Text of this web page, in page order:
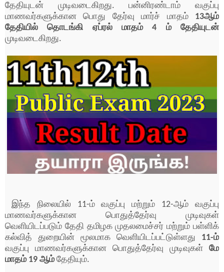
தேதியுடன் முடிவடைகிறது. பன்னிரண்டாம் வகுப்பு
மாணவர்களுக்கான பொது தேர்வு மார்ச் மாதம் 13ஆம்
தேதியில் தொடங்கி ஏப்ரல் மாதம் 4 ம் தேதியுடன்
முடிவடைகிறது.
இந்த நிலையில் 11-ம் வகுப்பு மற்றும் 12-ஆம் வகுப்பு
மாணவர்களுக்கான பொதுத்தேர்வு முடிவுகள்
வெளியிடப்படும் தேதி தமிழக முதலமைச்சர் மற்றும் பள்ளிக்
கல்வித் துறையின் மூலமாக வெளியிடப்பட்டுள்ளது 11-ம்
வகுப்பு மாணவர்களுக்கான பொதுத்தேர்வு முடிவுகள் மே
மாதம் 19 ஆம்தேதியும்.